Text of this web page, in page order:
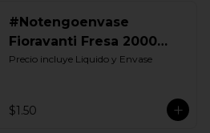
#Notengoenvase
Fioravanti Fresa 2000
ML. Retornable
Precio incluye Liquido y Envase
$1.50